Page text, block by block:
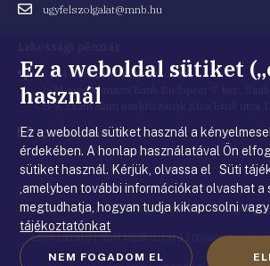
Emailugyfelszolgalat@mnb.hu
Cím 1054 Budapest, Kiss Ernő utca 1.
(a Magyar Nemzeti Bank Budapest V. ker.,
8-9. szám alatti székházának Kiss Ernő utca
Email
cím
penztar@mnb.hu
© Magyar Nemzeti Bank |Impresszum|Jogi
tájékoztató|Süti tájékoztató| Gyakorlati
Ez a weboldal sütiket
használ
Ez a weboldal sütiket használ a
érdekében. A honlap használatával Ön
sütiket használ. Kérjük, olvassa el Süti
,amelyben további információkat olvashat a
megtudhatja, hogyan tudja kikapcsolni
tájékoztatónkat
NEM FOGADOM EL